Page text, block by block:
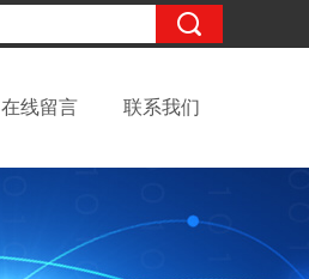
在线留言 联系我们